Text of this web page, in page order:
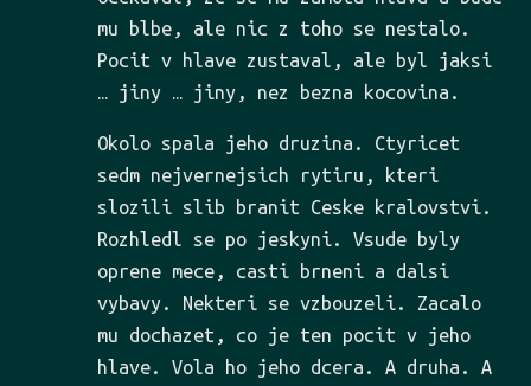
mu blbe, ale nic z toho se nestalo.
Pocit v hlave zustaval, ale byl jaksi
… jiny … jiny, nez bezna kocovina.
Okolo spala jeho druzina. Ctyricet
sedm nejvernejsich rytiru, kteri
slozili slib branit Ceske kralovstvi.
Rozhledl se po jeskyni. Vsude byly
oprene mece, casti brneni a dalsi
vybavy. Nekteri se vzbouzeli. Zacalo
mu dochazet, co je ten pocit v jeho
hlave. Vola ho jeho dcera. A druha. A